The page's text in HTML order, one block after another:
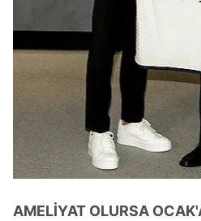
Sitemizde kendimize ve üçüncü
kullanılmaktadır. Bu çerezler
verileriniz işlenmekte olup
toplumu hizmetlerinin sunulması
kullanılmaktadır. Diğer
kılınması ve kişiselleştirilmesi
reklam/pazarlama faaliyetlerinin
sınırlı olarak açık rızanız
vasıtasıyla belirleyebilirsiniz.
AMELİYAT OLURSA